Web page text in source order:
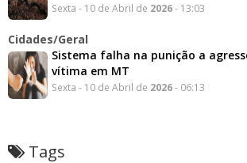
Sexta - 10 de Abril de 2026- 13:03
Cidades/Geral
Sistema falha na punição a
vítima em MT
Sexta - 10 de Abril de 2026- 06:13
Tags